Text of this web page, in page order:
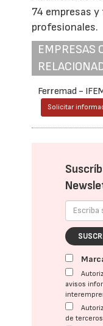
74 empresas
profesionales.
EMPRESAS
Ferremad -
Solicitar
avisos
de